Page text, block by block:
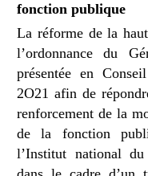
fonction publique
La réforme de la
l’ordonnance du
présentée en
2O21 afin de
renforcement de la
de la fonction
l’Institut national